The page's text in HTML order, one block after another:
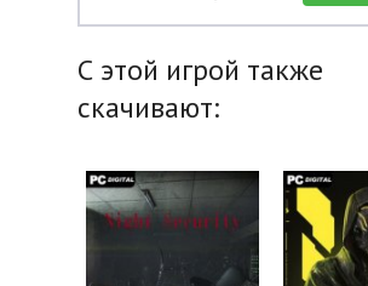
С этой игрой также
скачивают: